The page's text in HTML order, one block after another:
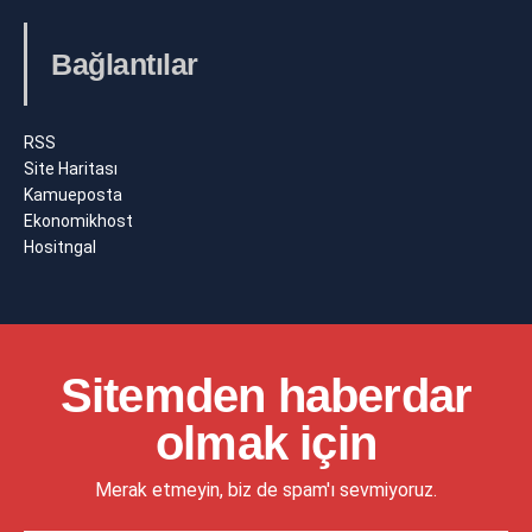
Bağlantılar
RSS
Site Haritası
Kamueposta
Ekonomikhost
Hositngal
Sitemden haberdar
olmak için
Merak etmeyin, biz de spam'ı sevmiyoruz.